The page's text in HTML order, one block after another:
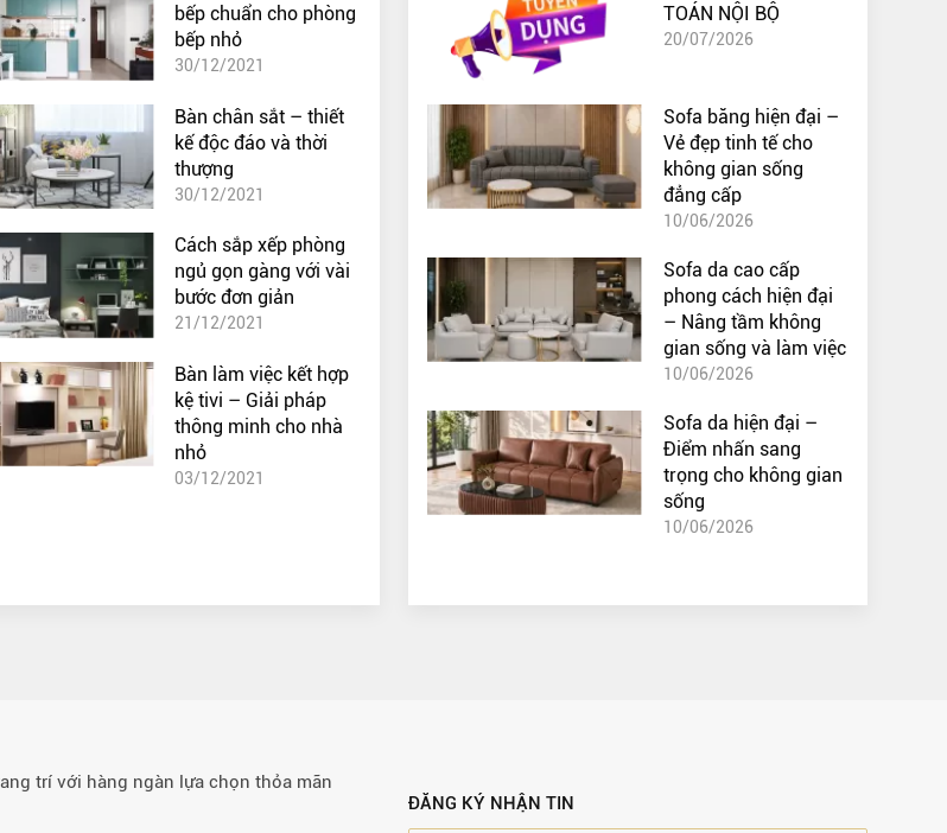
bếp chuẩn cho phòng
bếp nhỏ
30/12/2021
Bàn chân sắt – thiết
kế độc đáo và thời
thượng
30/12/2021
Cách sắp xếp phòng
ngủ gọn gàng với vài
bước đơn giản
21/12/2021
Bàn làm việc kết hợp
kệ tivi – Giải pháp
thông minh cho nhà
nhỏ
03/12/2021
TOÁN NỘI BỘ
20/07/2026
Sofa băng hiện đại –
Vẻ đẹp tinh tế cho
không gian sống
đẳng cấp
10/06/2026
Sofa da cao cấp
phong cách hiện đại
– Nâng tầm không
gian sống và làm việc
10/06/2026
Sofa da hiện đại –
Điểm nhấn sang
trọng cho không gian
sống
10/06/2026
trí với hàng ngàn lựa chọn thỏa mãn
ĐĂNG KÝ NHẬN TIN